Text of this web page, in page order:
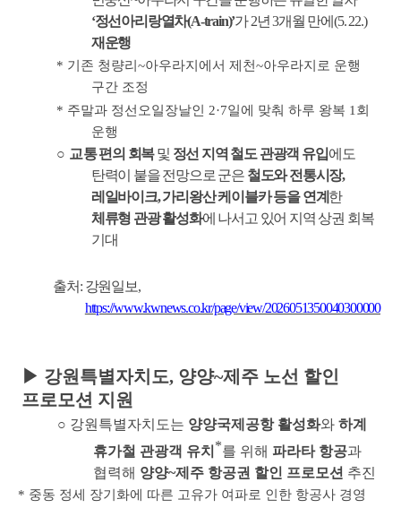
‘정선아리랑열차(A-train)’가2년3개월 만에 (5. 22.)
재운행
* 기존 청량리 ~아우라지에서 제천~아우라지로 운행
구간 조정
* 주말과 정선오일장날인 2·7일에 맞춰 하루 왕복 1 회
운행
○ 교통 편의 회복 및 정선 지역 철도 관광객 유입에도
탄력이 붙을 전망으로 군은 철도와 전통시장,
레일바이크,가리왕산 케이블카 등을 연계 한
체류형 관광 활성화에 나서고 있어 지역 상권 회복
기대
출처: 강원일보,
https://www.kwnews.co.kr/page/view/2026051350040300000
▶ 강원특별자치도, 양양~제주 노선 할인
프로모션 지원
○ 강원특별자치도는 양양국제공항 활성화와 하계
휴가철 관광객 유치 *를 위해 파라타 항공과
협력해 양양~제주 항공권 할인 프로모션 추진
* 중동 정세 장기화에 따른 고유가 여파로 인한 항공사 경영